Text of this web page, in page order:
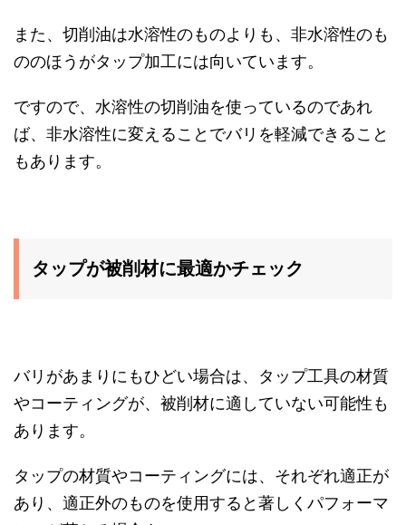
また、切削油は水溶性のものよりも、非水溶性のも
ののほうがタップ加工には向いています。
ですので、水溶性の切削油を使っているのであれ
ば、非水溶性に変えることでバリを軽減できること
もあります。
タップが被削材に最適かチェック
バリがあまりにもひどい場合は、タップ工具の材質
やコーティングが、被削材に適していない可能性も
あります。
タップの材質やコーティングには、それぞれ適正が
あり、適正外のものを使用すると著しくパフォーマ